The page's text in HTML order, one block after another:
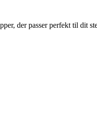
der passer perfekt til dit